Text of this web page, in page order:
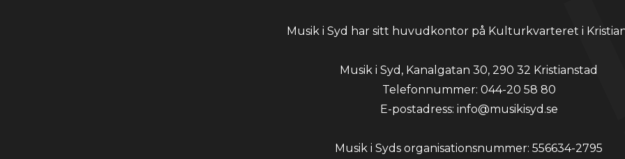
Musik i Syd har sitt huvudkontor på Kulturkvarteret i
Musik i Syd, Kanalgatan 30, 290 32 Kristianstad
Telefonnummer: 044-20 58 80
E-postadress: info@musikisyd.se
Musik i Syds organisationsnummer: 556634-2795